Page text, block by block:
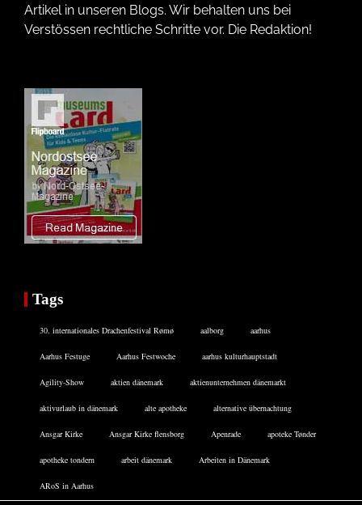
Artikel in unseren Blogs. Wir behalten uns bei
Verstössen rechtliche Schritte vor. Die Redaktion!
Tags
30. internationales Drachenfestival Rømø aalborg aarhus
Aarhus Festuge Aarhus Festwoche aarhus kulturhauptstadt
Agility-Show aktien dänemark aktienunternehmen dänemarkt
aktivurlaub in dänemark alte apotheke alternative übernachtung
Ansgar Kirke Ansgar Kirke flensborg Apenrade apoteke Tønder
apotheke tondern arbeit dänemark Arbeiten in Dänemark
ARoS in Aarhus